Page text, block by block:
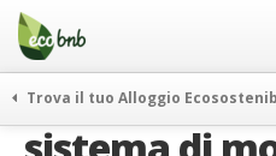
Menu
Salta
contenuto
Offerte Speciali
Trova il tuo Alloggio
weekend green